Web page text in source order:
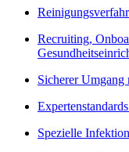
Recruiting,
Sicherer
Spezielle